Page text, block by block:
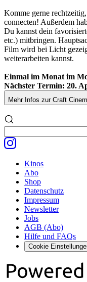
Komme gerne
connecten! Außerdem
Du kannst dein
etc.) mitbringen.
Film wird bei Licht
weiterarbeiten kannst.
Einmal im Monat im
Nächster Termin: 20.
Mehr Infos zur Craft
Kinos
Abo
Shop
Datenschutz
Impressum
Newsletter
Jobs
AGB (Abo)
Hilfe und FAQs
Cookie